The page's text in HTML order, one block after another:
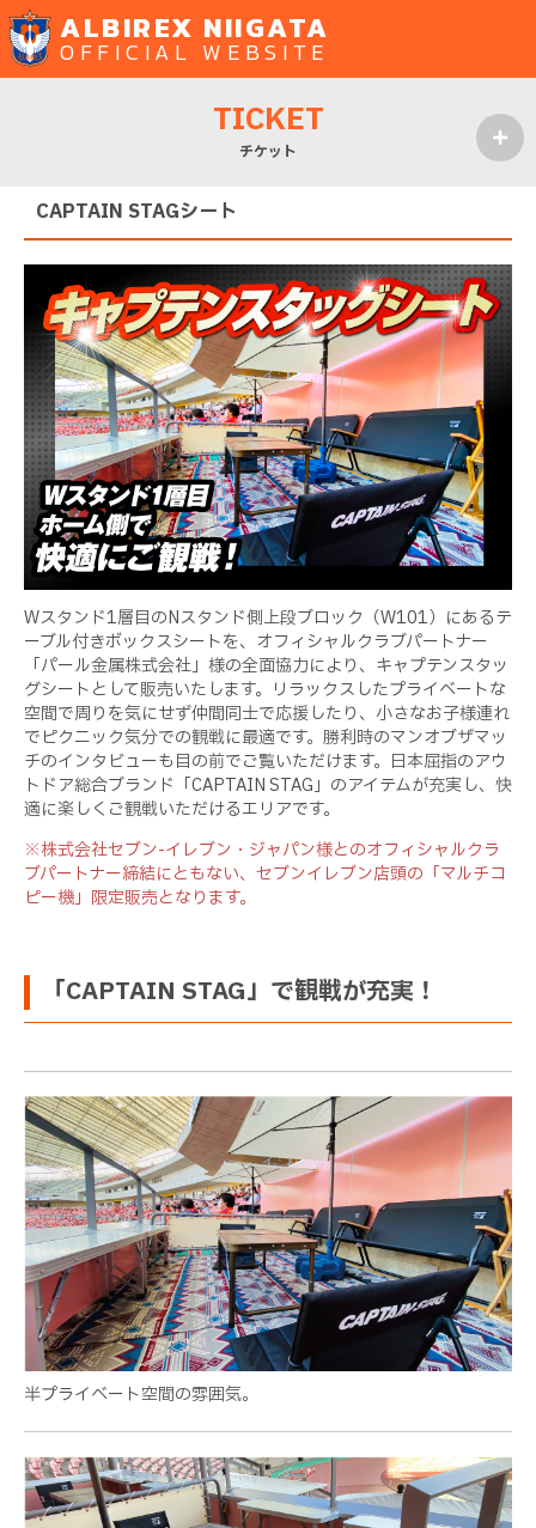
ALBIREX NIIGATA
OFFICIAL WEBSITE
TICKET
チケット
CAPTAIN STAGシート
Wスタンド1層目のNスタンド側上段ブロック（W101）にあるテ
ーブル付きボックスシートを、オフィシャルクラブパートナー
「パール金属株式会社」様の全面協力により、キャプテンスタッ
グシートとして販売いたします。リラックスしたプライベートな
空間で周りを気にせず仲間同士で応援したり、小さなお子様連れ
でピクニック気分での観戦に最適です。勝利時のマンオブザマッ
チのインタビューも目の前でご覧いただけます。日本屈指のアウ
トドア総合ブランド「CAPTAIN STAG」のアイテムが充実し、快
適に楽しくご観戦いただけるエリアです。
※株式会社セブン-イレブン・ジャパン様とのオフィシャルクラ
ブパートナー締結にともない、セブンイレブン店頭の「マルチコ
ピー機」限定販売となります。
「CAPTAIN STAG」で観戦が充実！
半プライベート空間の雰囲気。